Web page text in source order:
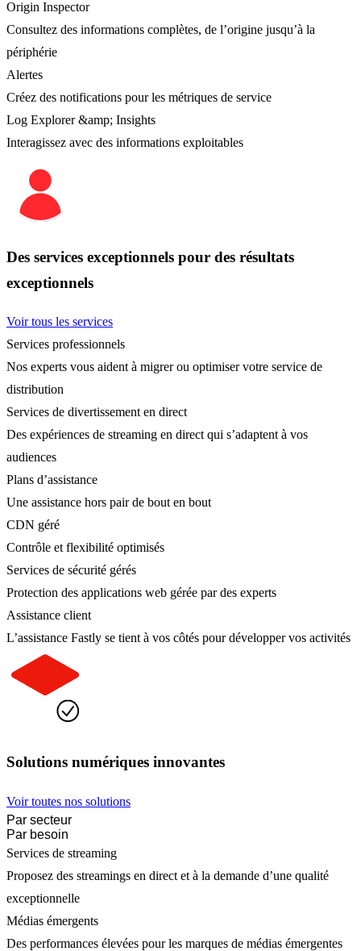
Origin Inspector
Consultez des informations complètes, de l’origine jusqu’à la
périphérie
Alertes
Créez des notifications pour les métriques de service
Log Explorer &amp; Insights
Interagissez avec des informations exploitables
Des services exceptionnels pour des résultats
exceptionnels
Voir tous les services
Services professionnels
Nos experts vous aident à migrer ou optimiser votre service de
distribution
Services de divertissement en direct
Des expériences de streaming en direct qui s’adaptent à vos
audiences
Plans d’assistance
Une assistance hors pair de bout en bout
CDN géré
Contrôle et flexibilité optimisés
Services de sécurité gérés
Protection des applications web gérée par des experts
Assistance client
L’assistance Fastly se tient à vos côtés pour développer vos activités
Solutions numériques innovantes
Voir toutes nos solutions
Par secteur
Par besoin
Services de streaming
Proposez des streamings en direct et à la demande d’une qualité
exceptionnelle
Médias émergents
Des performances élevées pour les marques de médias émergentes